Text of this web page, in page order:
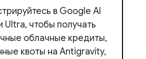
в Google AI
Ultra, чтобы получать
облачные кредиты,
квоты на Antigravity,